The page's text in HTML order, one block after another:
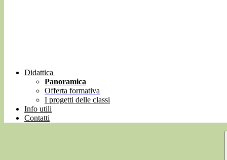
Didattica
Panoramica
Offerta formativa
I progetti delle classi
Info utili
Contatti